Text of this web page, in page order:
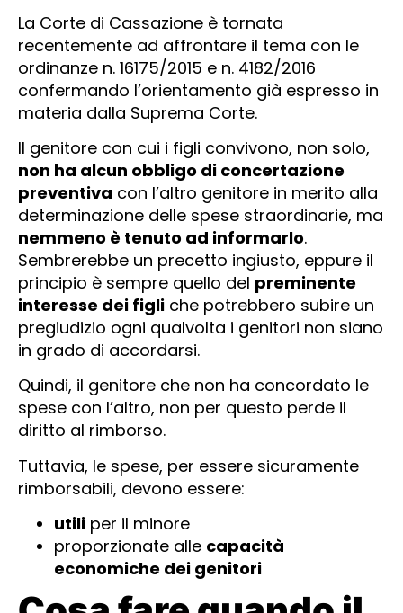
La Corte di Cassazione è tornata
recentemente ad affrontare il tema con le
ordinanze n. 16175/2015 e n. 4182/2016
confermando l’orientamento già espresso in
materia dalla Suprema Corte.
Il genitore con cui i figli convivono, non solo,
non ha alcun obbligo di concertazione
preventiva con l’altro genitore in merito alla
determinazione delle spese straordinarie, ma
nemmeno è tenuto ad informarlo.
Sembrerebbe un precetto ingiusto, eppure il
principio è sempre quello del preminente
interesse dei figli che potrebbero subire un
pregiudizio ogni qualvolta i genitori non siano
in grado di accordarsi.
Quindi, il genitore che non ha concordato le
spese con l’altro, non per questo perde il
diritto al rimborso.
Tuttavia, le spese, per essere sicuramente
rimborsabili, devono essere:
utili per il minore
proporzionate alle capacità
economiche dei genitori